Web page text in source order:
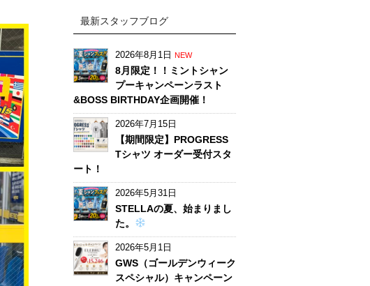
最新スタッフブログ
2026年8月1日 NEW
8月限定！！ミントシャン
プーキャンペーンラスト
&BOSS BIRTHDAY企画開催！
2026年7月15日
【期間限定】PROGRESS
Tシャツ オーダー受付スタ
ート！
2026年5月31日
STELLAの夏、始まりまし
た。
2026年5月1日
GWS（ゴールデンウィーク
スペシャル）キャンペーン